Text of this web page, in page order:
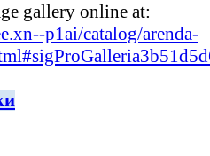
gallery online at:
p1ai/catalog/arenda-